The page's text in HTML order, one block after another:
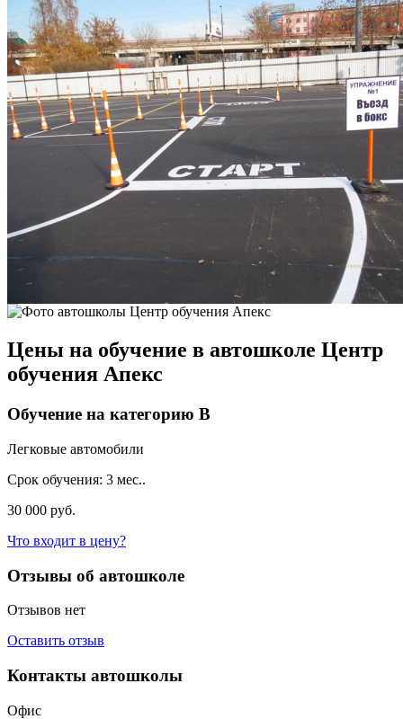
Цены на обучение в автошколе Центр
обучения Апекс
Обучение на категорию B
Легковые автомобили
Срок обучения: 3 мес..
30 000 руб.
Что входит в цену?
Отзывы об автошколе
Отзывов нет
Оставить отзыв
Контакты автошколы
Офис